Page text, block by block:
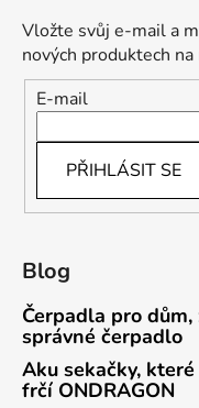
Vložte svůj e-mail a
nových produktech
E-mail
PŘIHLÁSIT SE
Blog
Čerpadla pro
správné čerpadlo
Aku sekačky,
frčí ONDRAGON